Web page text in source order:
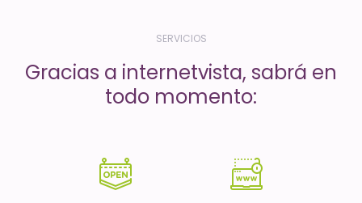
oro
SERVICIOS
Gracias a internetvista, sabrá en
todo momento: